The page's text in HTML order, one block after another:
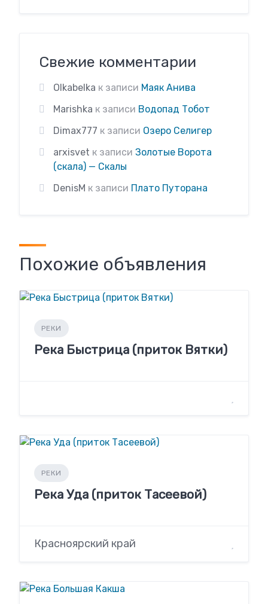
Свежие комментарии
Olkabelka к записи Маяк Анива
Marishka к записи Водопад Тобот
Dimax777 к записи Озеро Селигер
arxisvet к записи Золотые Ворота
(скала) — Скалы
DenisM к записи Плато Путорана
Похожие объявления
РЕКИ
Река Быстрица (приток Вятки)
РЕКИ
Река Уда (приток Тасеевой)
Красноярский край